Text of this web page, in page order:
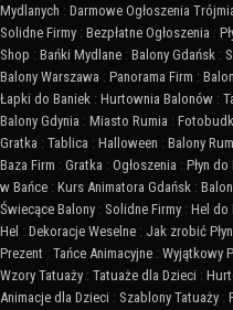
Mydlanych : Darmowe Ogłoszenia
Solidne Firmy : Bezpłatne Ogłoszenia :
Shop : Bańki Mydlane : Balony Gdańsk :
Balony Warszawa : Panorama Firm :
Łapki do Baniek : Hurtownia Balonów :
Balony Gdynia : Miasto Rumia :
Gratka : Tablica : Halloween : Balony
Baza Firm : Gratka : Ogłoszenia : Płyn
w Bańce : Kurs Animatora Gdańsk :
Świecące Balony : Solidne Firmy : Hel do
Hel : Dekoracje Weselne : Jak zrobić
Prezent : Tańce Animacyjne : Wyjątkowy
Wzory Tatuaży : Tatuaże dla Dzieci :
Animacje dla Dzieci : Szablony Tatuaży :